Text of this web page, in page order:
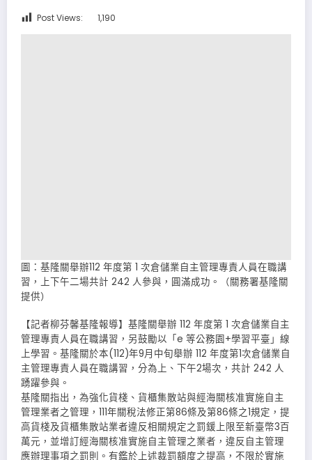
Post Views: 1,190
圖：基隆關舉辦112 年度第 1 次倉儲業自主管理專責人員在職講
習，上下午二場共計 242 人參與，圓滿成功。（關務署基隆關
提供）
【記者柳芬馨基隆報導】基隆關舉辦 112 年度第 1 次倉儲業自主
管理專責人員在職講習，另鼓勵以「e 等公務園+學習平臺」線
上學習。基隆關於本(112)年9月中旬舉辦 112 年度第1次倉儲業自
主管理專責人員在職講習，分為上、下午2場次，共計 242 人
踴躍參與。
基隆關指出，為強化貨棧、貨櫃集散站與經海關核准實施自主
管理業者之管理，111年關稅法修正第86條及第86條之1規定，提
高貨棧及貨櫃集散站業者違反相關規定之罰鍰上限至新臺幣3百
萬元，並增訂經海關核准實施自主管理之業者，違反自主管理
應辦理事項之罰則。有鑑於上述裁罰額度之提高，不限於實施